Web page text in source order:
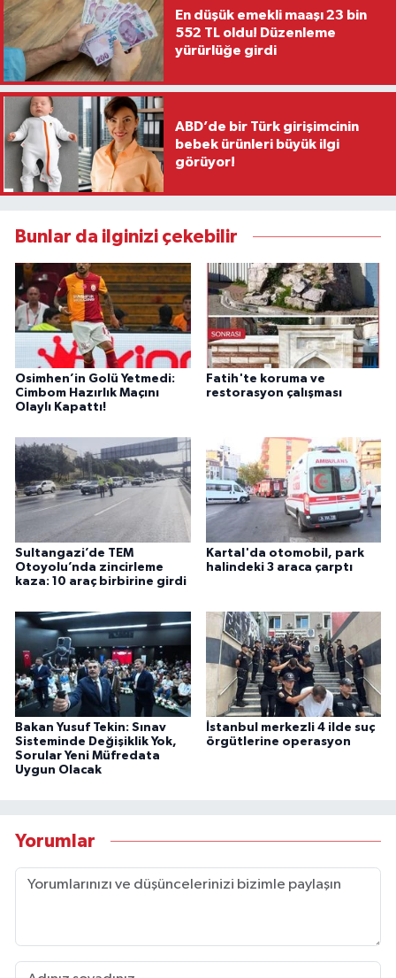
En düşük emekli maaşı 23 bin
552 TL oldu! Düzenleme
yürürlüğe girdi
ABD’de bir Türk girişimcinin
bebek ürünleri büyük ilgi
görüyor!
Bunlar da ilginizi çekebilir
Osimhen’in Golü Yetmedi:
Cimbom Hazırlık Maçını
Olaylı Kapattı!
Fatih'te koruma ve
restorasyon çalışması
Sultangazi’de TEM
Otoyolu’nda zincirleme
kaza: 10 araç birbirine girdi
Kartal'da otomobil, park
halindeki 3 araca çarptı
Bakan Yusuf Tekin: Sınav
Sisteminde Değişiklik Yok,
Sorular Yeni Müfredata
Uygun Olacak
İstanbul merkezli 4 ilde suç
örgütlerine operasyon
Yorumlar